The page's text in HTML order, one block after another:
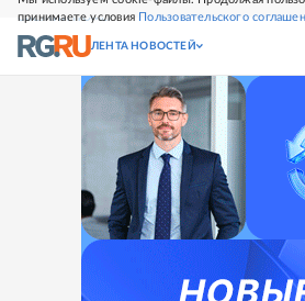
принимаете условия Пользовательского
СВЕЖИЙ НОМЕР
ЛЕНТА НОВОСТЕЙ